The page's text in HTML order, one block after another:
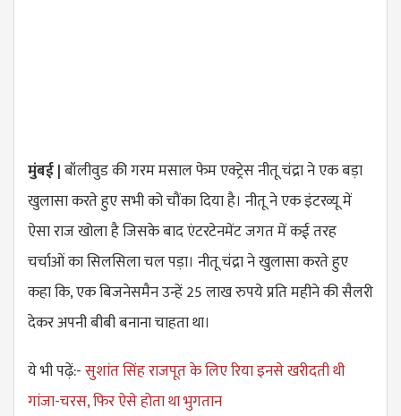
मुंबई |बॉलीवुड की गरम मसाल फेम एक्ट्रेस नीतू चंद्रा ने एक बड़ा
खुलासा करते हुए सभी को चौंका दिया है। नीतू ने एक इंटरव्यू में
ऐसा राज खोला है जिसके बाद एंटरटेनमेंट जगत में कई तरह
चर्चाओं का सिलसिला चल पड़ा। नीतू चंद्रा ने खुलासा करते हुए
कहा कि, एक बिजनेसमैन उन्हें 25 लाख रुपये प्रति महीने की सैलरी
देकर अपनी बीबी बनाना चाहता था।
ये भी पढ़ें:-सुशांत सिंह राजपूत के लिए रिया इनसे खरीदती थी
गांजा-चरस, फिर ऐसे होता था भुगतान